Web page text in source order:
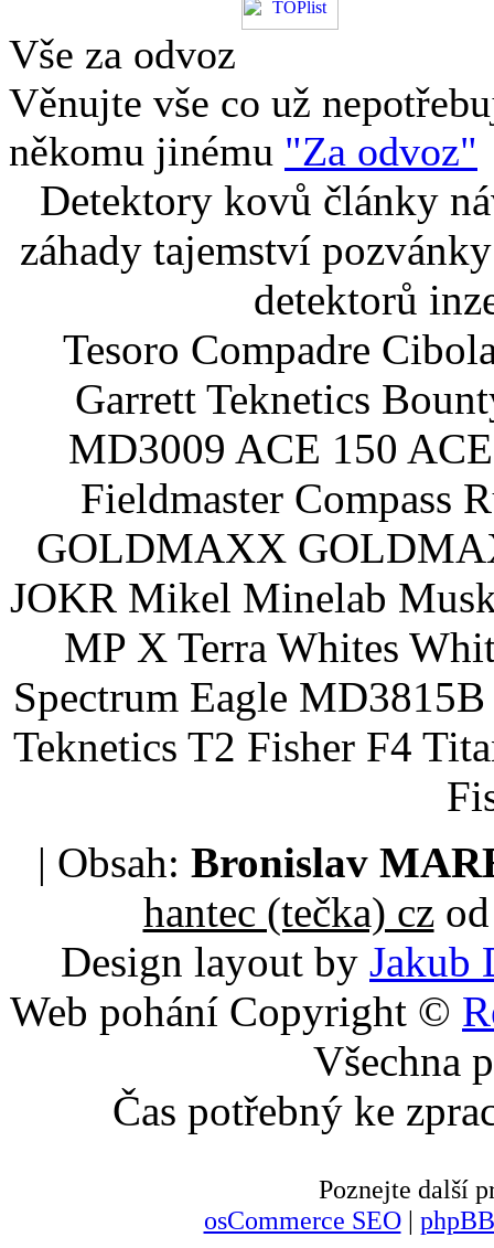
Vše za odvoz
Věnujte vše co už
někomu jinému "Za odvoz"
Detektory kovů články
záhady tajemství
detektorů
Tesoro Compadre
Garrett Teknetics
MD3009 ACE 150
Fieldmaster Compass
GOLDMAXX
JOKR Mikel Minelab
MP X Terra Whites
Spectrum Eagle
Teknetics T2 Fisher F4
| Obsah: Bronislav
hantec (tečka) czod
Design layout by Jakub
Web pohání Copyright ©
Všechna
Čas potřebný ke
Poznejte další
osCommerce SEO|